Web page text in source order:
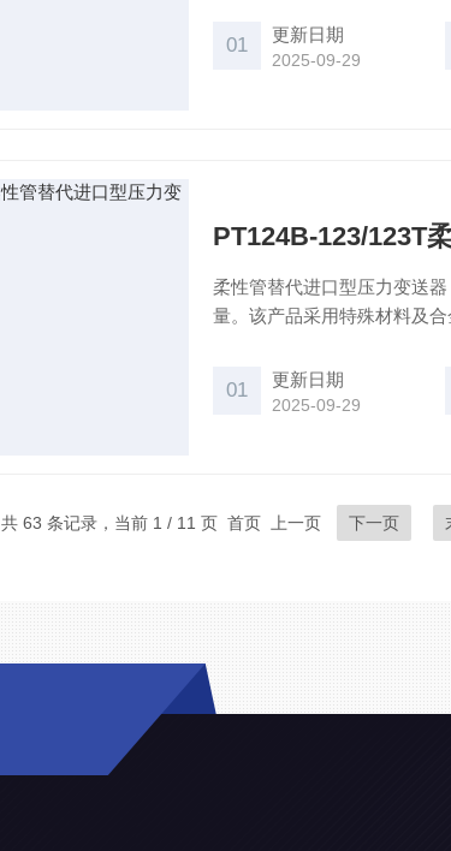
01 更新日期
2025-09-29
PT124B-123/123T
柔性管替代进口型压力变送
量。该产品采用特殊材料及
01 更新日期
2025-09-29
共 63 条记录，当前 1 / 11 页 首页 上一页 下一页